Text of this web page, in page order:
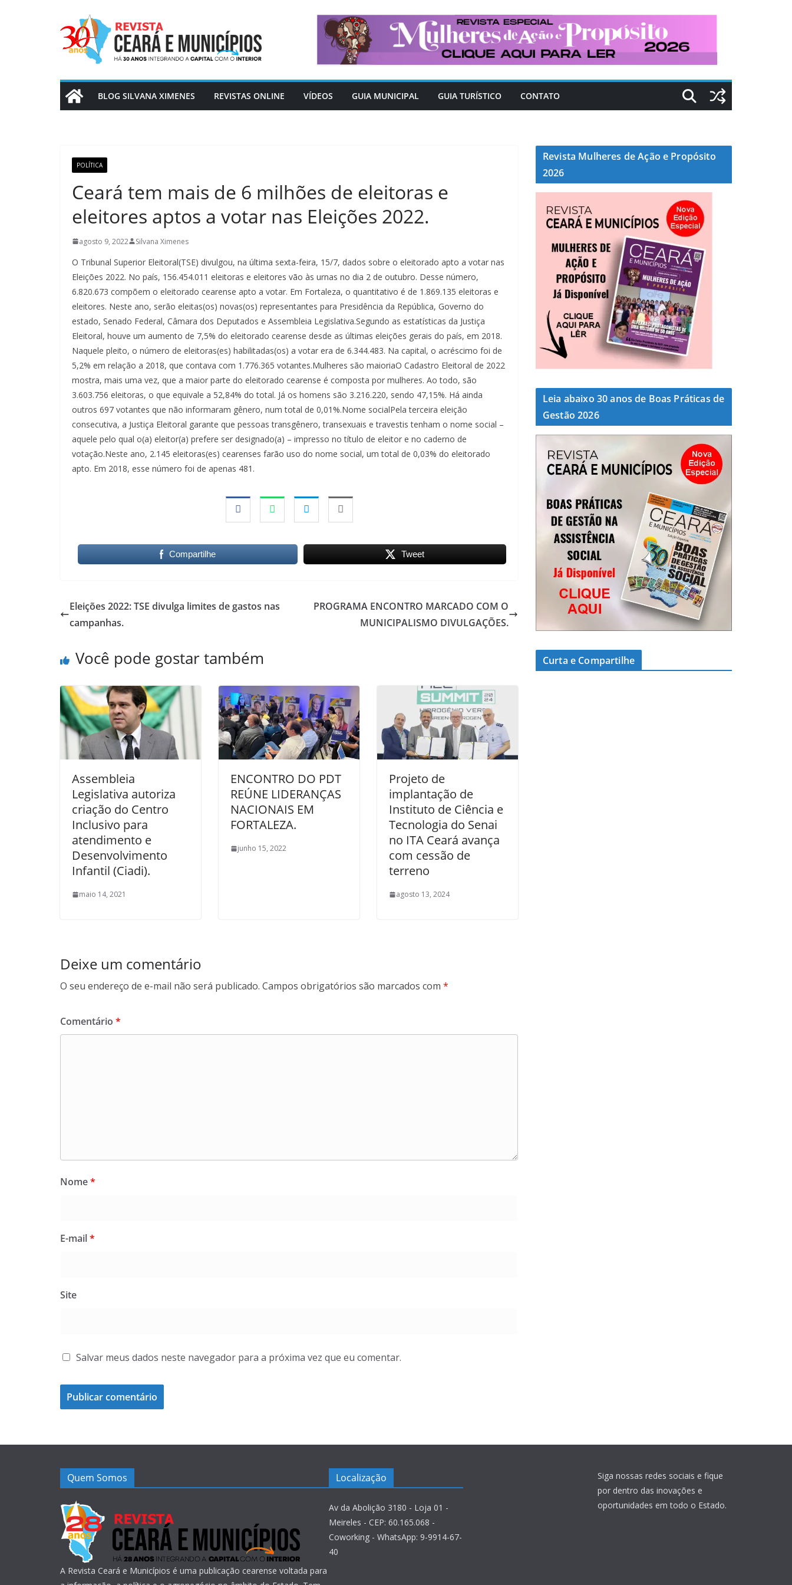
BLOG SILVANA XIMENES REVISTAS ONLINE VÍDEOS GUIA MUNICIPAL GUIA TURÍSTICO CONTATO
POLÍTICA
Ceará tem mais de 6 milhões de eleitoras e
eleitores aptos a votar nas Eleições 2022.
agosto 9, 2022 Silvana Ximenes
O Tribunal Superior Eleitoral(TSE) divulgou, na última sexta-feira, 15/7, dados sobre o eleitorado apto a votar nas
Eleições 2022. No país, 156.454.011 eleitoras e eleitores vão às urnas no dia 2 de outubro. Desse número,
6.820.673 compõem o eleitorado cearense apto a votar. Em Fortaleza, o quantitativo é de 1.869.135 eleitoras e
eleitores. Neste ano, serão eleitas(os) novas(os) representantes para Presidência da República, Governo do
estado, Senado Federal, Câmara dos Deputados e Assembleia Legislativa.Segundo as estatísticas da Justiça
Eleitoral, houve um aumento de 7,5% do eleitorado cearense desde as últimas eleições gerais do país, em 2018.
Naquele pleito, o número de eleitoras(es) habilitadas(os) a votar era de 6.344.483. Na capital, o acréscimo foi de
5,2% em relação a 2018, que contava com 1.776.365 votantes.Mulheres são maioriaO Cadastro Eleitoral de 2022
mostra, mais uma vez, que a maior parte do eleitorado cearense é composta por mulheres. Ao todo, são
3.603.756 eleitoras, o que equivale a 52,84% do total. Já os homens são 3.216.220, sendo 47,15%. Há ainda
outros 697 votantes que não informaram gênero, num total de 0,01%.Nome socialPela terceira eleição
consecutiva, a Justiça Eleitoral garante que pessoas transgênero, transexuais e travestis tenham o nome social –
aquele pelo qual o(a) eleitor(a) prefere ser designado(a) – impresso no título de eleitor e no caderno de
votação.Neste ano, 2.145 eleitoras(es) cearenses farão uso do nome social, um total de 0,03% do eleitorado
apto. Em 2018, esse número foi de apenas 481.
Compartilhe Tweet
Eleições 2022: TSE divulga limites de gastos nas
campanhas.
PROGRAMA ENCONTRO MARCADO COM O
MUNICIPALISMO DIVULGAÇÕES.
Você pode gostar também
Assembleia
Legislativa autoriza
criação do Centro
Inclusivo para
atendimento e
Desenvolvimento
Infantil (Ciadi).
maio 14, 2021
ENCONTRO DO PDT
REÚNE LIDERANÇAS
NACIONAIS EM
FORTALEZA.
junho 15, 2022
Projeto de
implantação de
Instituto de Ciência e
Tecnologia do Senai
no ITA Ceará avança
com cessão de
terreno
agosto 13, 2024
Deixe um comentário
O seu endereço de e-mail não será publicado. Campos obrigatórios são marcados com *
Comentário *
Nome*
E-mail*
Site
Salvar meus dados neste navegador para a próxima vez que eu comentar.
Revista Mulheres de Ação e Propósito
2026
Leia abaixo 30 anos de Boas Práticas de
Gestão 2026
Curta e Compartilhe
Quem Somos
A Revista Ceará e Municípios é uma publicação cearense voltada para
Localização
Av da Abolição 3180 - Loja 01 -
Meireles - CEP: 60.165.068 -
Coworking - WhatsApp: 9-9914-67-
40
Siga nossas redes sociais e fique
por dentro das inovações e
oportunidades em todo o Estado.